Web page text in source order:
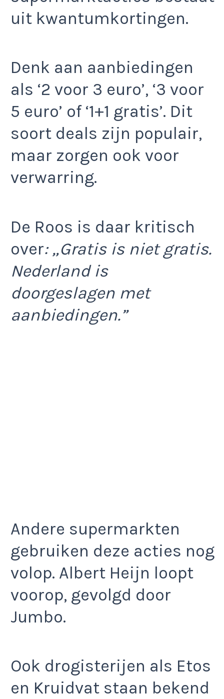
uit kwantumkortingen.
Denk aan aanbiedingen
als ‘2 voor 3 euro’, ‘3 voor
5 euro’ of ‘1+1 gratis’. Dit
soort deals zijn populair,
maar zorgen ook voor
verwarring.
De Roos is daar kritisch
over: „Gratis is niet gratis.
Nederland is
doorgeslagen met
aanbiedingen.”
Andere supermarkten
gebruiken deze acties nog
volop. Albert Heijn loopt
voorop, gevolgd door
Jumbo.
Ook drogisterijen als Etos
en Kruidvat staan bekend